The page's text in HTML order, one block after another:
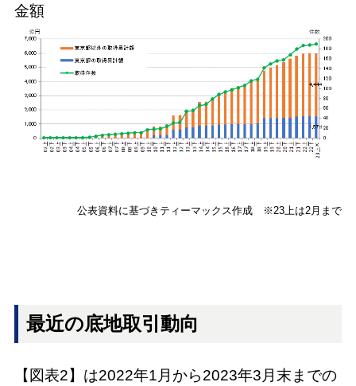
金額
公表資料に基づきティーマックス作成 ※23上は2月まで
最近の底地取引動向
【図表2】は2022年1月から2023年3月末までの